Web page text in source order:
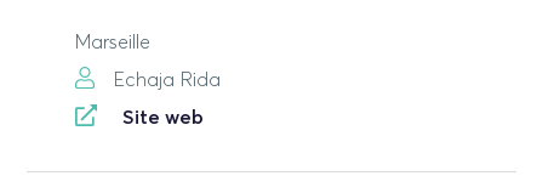
Marseille
Echaja Rida
Site web